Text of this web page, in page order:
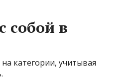
собой в
категории, учитывая